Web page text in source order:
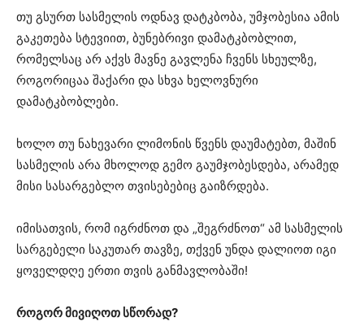
თუ გსურთ სასმელის ოდნავ დატკბობა, უმჯობესია ამის
გაკეთება სტევიით, ბუნებრივი დამატკბობლით,
რომელსაც არ აქვს მავნე გავლენა ჩვენს სხეულზე,
როგორიცაა შაქარი და სხვა ხელოვნური
დამატკბობლები.
ხოლო თუ ნახევარი ლიმონის წვენს დაუმატებთ, მაშინ
სასმელის არა მხოლოდ გემო გაუმჯობესდება, არამედ
მისი სასარგებლო თვისებებიც გაიზრდება.
იმისათვის, რომ იგრძნოთ და „შეგრძნოთ“ ამ სასმელის
სარგებელი საკუთარ თავზე, თქვენ უნდა დალიოთ იგი
ყოველდღე ერთი თვის განმავლობაში!
როგორ მივიღოთ სწორად?